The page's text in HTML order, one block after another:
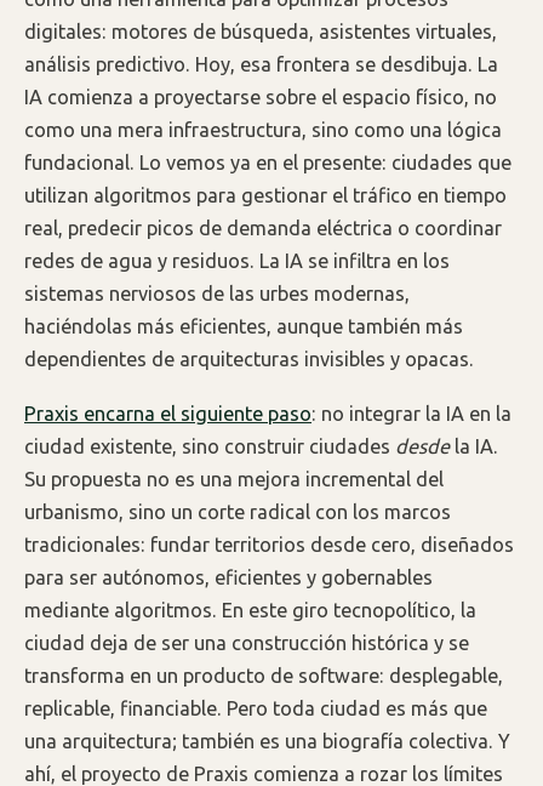
digitales: motores de búsqueda, asistentes virtuales,
análisis predictivo. Hoy, esa frontera se desdibuja. La
IA comienza a proyectarse sobre el espacio físico, no
como una mera infraestructura, sino como una lógica
fundacional. Lo vemos ya en el presente: ciudades que
utilizan algoritmos para gestionar el tráfico en tiempo
real, predecir picos de demanda eléctrica o coordinar
redes de agua y residuos. La IA se infiltra en los
sistemas nerviosos de las urbes modernas,
haciéndolas más eficientes, aunque también más
dependientes de arquitecturas invisibles y opacas.
Praxis encarna el siguiente paso: no integrar la IA en la
ciudad existente, sino construir ciudades desdela IA.
Su propuesta no es una mejora incremental del
urbanismo, sino un corte radical con los marcos
tradicionales: fundar territorios desde cero, diseñados
para ser autónomos, eficientes y gobernables
mediante algoritmos. En este giro tecnopolítico, la
ciudad deja de ser una construcción histórica y se
transforma en un producto de software: desplegable,
replicable, financiable. Pero toda ciudad es más que
una arquitectura; también es una biografía colectiva. Y
ahí, el proyecto de Praxis comienza a rozar los límites